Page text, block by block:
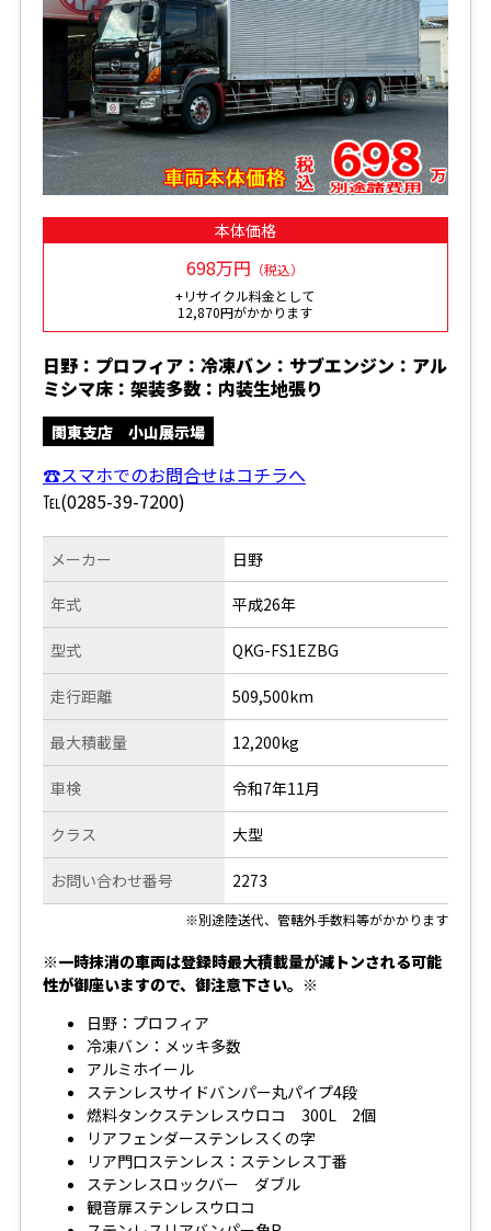
本体価格
698万円 （税込）
+リサイクル料金として
12,870円がかかります
日野：プロフィア：冷凍バン：サブエンジン：アル
ミシマ床：架装多数：内装生地張り
関東支店 小山展示場
☎スマホでのお問合せはコチラへ
℡(0285-39-7200)
メーカー
年式
型式
走行距離
日野
平成26年
QKG-FS1EZBG
509,500km
最大積載量
車検
クラス
お問い合わせ番号
12,200kg
令和7年11月
大型
2273
※別途陸送代、管轄外手数料等がかかります
※一時抹消の車両は登録時最大積載量が減トンされる可能
性が御座いますので、御注意下さい。※
日野：プロフィア
冷凍バン：メッキ多数
アルミホイール
ステンレスサイドバンパー丸パイプ4段
燃料タンクステンレスウロコ 300L 2個
リアフェンダーステンレスくの字
リア門口ステンレス：ステンレス丁番
ステンレスロックバー ダブル
観音扉ステンレスウロコ